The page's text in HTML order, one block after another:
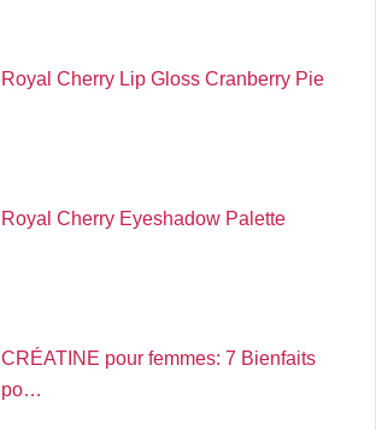
Royal Cherry Lip Gloss Cranberry Pie
Royal Cherry Eyeshadow Palette
CRÉATINE pour femmes: 7 Bienfaits
po…